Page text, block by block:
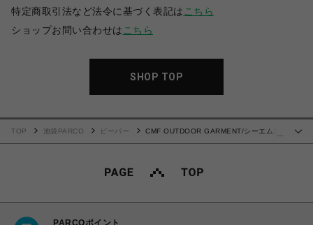
特定商取引法など法令に基づく表記は こちら
ショップお問い合わせは こちら
SHOP TOP
TOP 池袋PARCO ビーバー
CMF OUTDOOR GARMENT/シーエムエ